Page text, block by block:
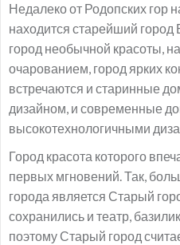
Недалеко от Родопских гор
находится старейший
город необычной красоты,
очарованием, город ярких
встречаются и старинные
дизайном, и современные
высокотехнологичными
Город красота которого
первых мгновений. Так,
города является Старый
сохранились и театр,
поэтому Старый город